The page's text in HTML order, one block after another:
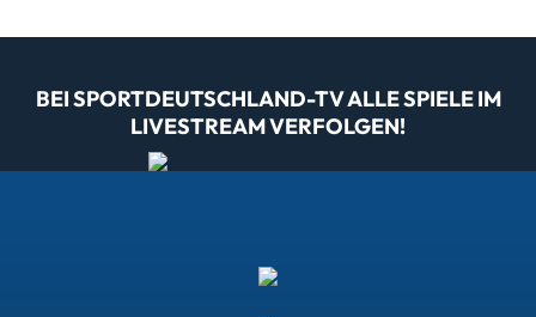
BEI SPORTDEUTSCHLAND-TV ALLE SPIELE IM
LIVESTREAM VERFOLGEN!